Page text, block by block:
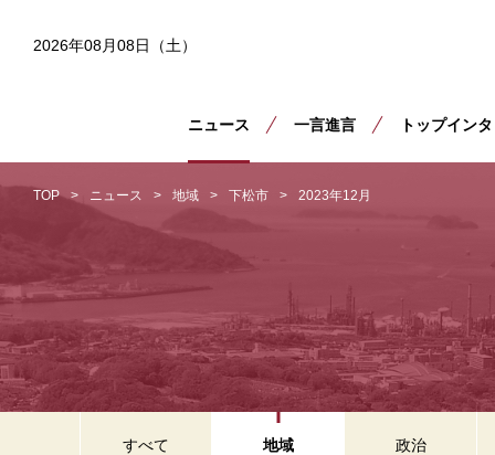
2026年08月08日（土）
ニュース 一言進言 トップイン
TOP ニュース 地域 下松市 2023年12月
すべて 地域 政治